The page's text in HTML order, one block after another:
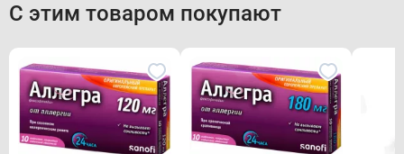
С этим товаром покупают